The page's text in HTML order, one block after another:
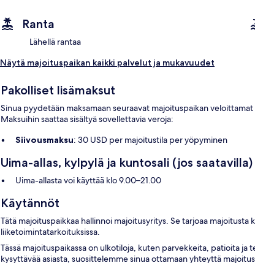
Ranta
Lähellä rantaa
Näytä majoituspaikan kaikki palvelut ja mukavuudet
Pakolliset lisämaksut
Sinua pyydetään maksamaan seuraavat majoituspaikan
Maksuihin saattaa sisältyä sovellettavia veroja:
Siivousmaksu: 30 USD per majoitustila per yöpyminen
Uima-allas, kylpylä ja kuntosali (jos saatavilla)
Uima-allasta voi käyttää klo 9.00–21.00
Käytännöt
Tätä majoituspaikkaa hallinnoi majoitusyritys. Se tarjoaa
liiketoimintatarkoituksissa.
Tässä majoituspaikassa on ulkotiloja, kuten parvekkeita, patioita ja
kysyttävää asiasta, suosittelemme sinua ottamaan yhteyttä